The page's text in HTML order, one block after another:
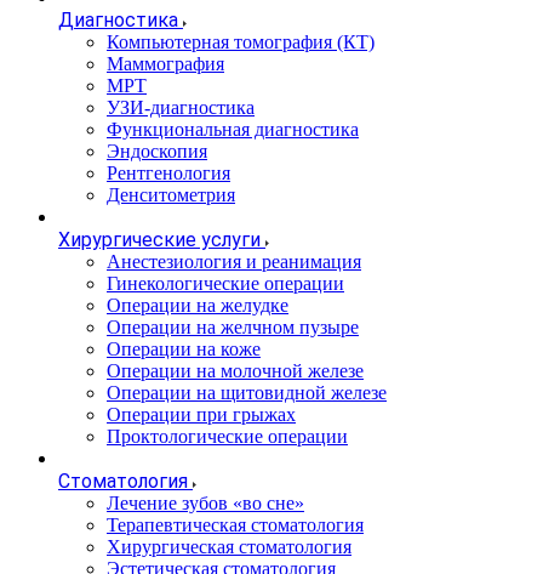
Диагностика
Компьютерная томография (КТ)
Маммография
МРТ
УЗИ-диагностика
Функциональная диагностика
Эндоскопия
Рентгенология
Денситометрия
Хирургические услуги
Анестезиология и реанимация
Гинекологические операции
Операции на желудке
Операции на желчном пузыре
Операции на коже
Операции на молочной железе
Операции на щитовидной железе
Операции при грыжах
Проктологические операции
Стоматология
Лечение зубов «во сне»
Терапевтическая стоматология
Хирургическая стоматология
Эстетическая стоматология